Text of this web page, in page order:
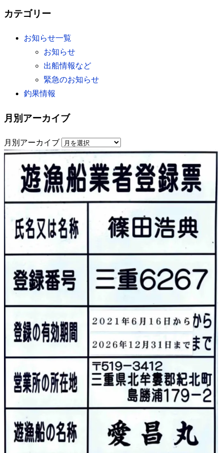
カテゴリー
お知らせ一覧
お知らせ
出船情報など
緊急のお知らせ
釣果情報
月別アーカイブ
月別アーカイブ